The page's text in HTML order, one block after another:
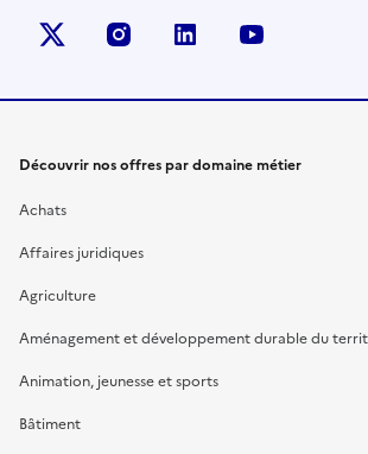
X (anciennement Twitter)
instagramlinkedin
Découvrir nos offres par domaine métier
Achats
Affaires juridiques
Agriculture
Aménagement et développement durable du
Animation, jeunesse et sports
Bâtiment